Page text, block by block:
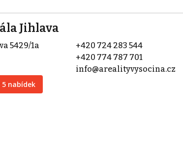
Jihlava
5429/1a
nabídek
+420 724 283 544
+420 774 787 701
info@arealityvysocina.cz